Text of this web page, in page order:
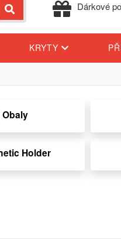
Dárkové
KRYTY
Obaly
Holder